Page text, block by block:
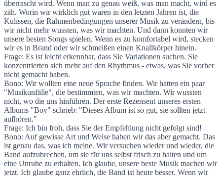
überrascht wird. Wenn man zu genau weiß, was man macht, wird es
zäh. Worin wir wirklich gut waren in den letzten Jahren ist, die
Kulissen, die Rahmenbedingungen unserer Musik zu verändern, bis
wir nicht mehr wussten, was wir machten. Und dann konnten wir
unsere besten Songs spielen. Wenn es zu komfortabel wird, stecken
wir es in Brand oder wir schmeißen einen Knallkörper hinein.
Frage: Es ist leicht erkennbar, dass Sie Variationen suchen. Sie
konzentrierten sich mehr auf den Rhythmus - etwas, was Sie vorher
nicht gemacht haben.
Bono: Wir wollten eine neue Sprache finden. Wir hatten ein paar
"Musikunfälle", die bestimmten, was wir machten. Wir wussten
nicht, wo die uns hinführen. Der erste Rezensent unseres ersten
Albums "Boy" schrieb: "Dieses Album ist so gut, sie sollten jetzt
aufhören."
Frage: Ich bin froh, dass Sie der Empfehlung nicht gefolgt sind!
Bono: Auf gewisse Art und Weise haben wir das aber gemacht. Das
ist genau das, was ich meine. Wir versuchen wieder und wieder, die
Band aufzubrechen, um sie für uns selbst frisch zu halten und um
eine Unruhe zu erhalten. Ich glaube, unsere beste Musik machen wir
jetzt. Ich glaube ganz ehrlich, die Band ist heute besser. Wenn wir